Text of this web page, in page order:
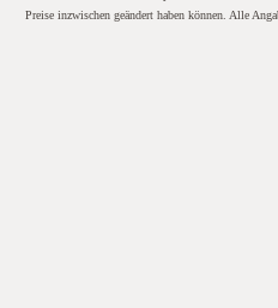
Preise inzwischen geändert haben können. Alle